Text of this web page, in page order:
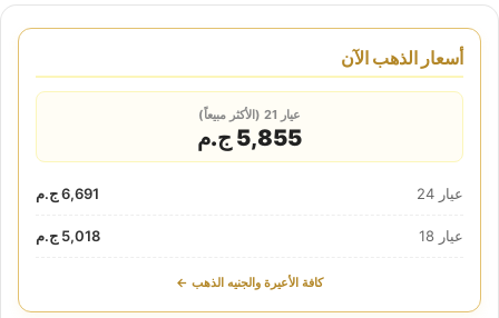
أسعار الذهب الآن
عيار 21 (الأكثر مبيعاً)
5,855 ج.م
عيار 24 6,691 ج.م
عيار 18 5,018 ج.م
كافة الأعيرة والجنيه الذهب ←